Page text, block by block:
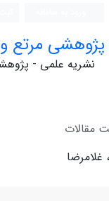
مرتع و
نشریه علمی -
مقالات
غلامرضا